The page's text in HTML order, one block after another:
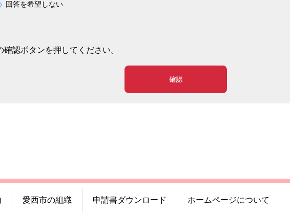
回答を希望しない
認ボタンを押してください。
確認
愛西市の組織 申請書ダウンロード ホームページについて